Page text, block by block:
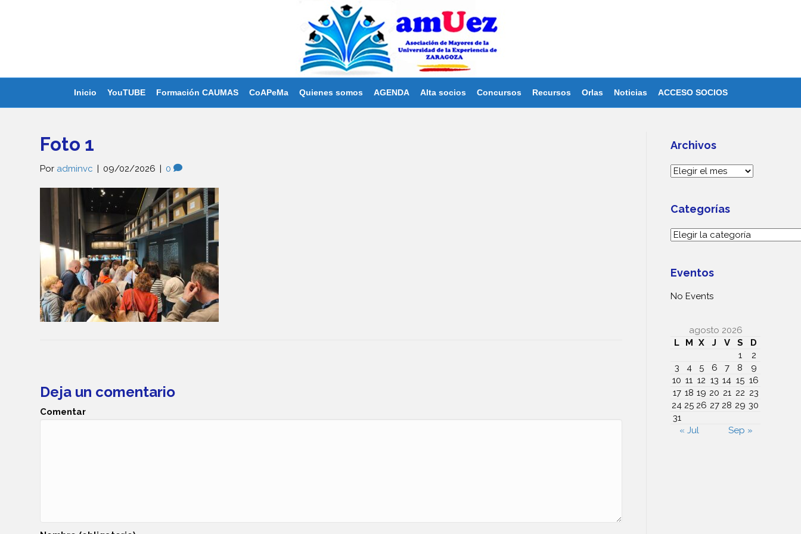
Inicio YouTUBE Formación CAUMAS CoAPeMa Quienes somos AGENDA Alta socios Concursos Recursos Orlas Noticias ACCESO SOCIOS
Foto 1
Por adminvc | 09/02/2026 | 0
Deja un comentario
Comentar
Archivos
Archivos
Categorías
Categorías
Eventos
No Events
agosto 2026
L
M X J V S
D
1
2
3
4 5 6 7 8
9
10 11 12 13 14 15 16
17 18 19 20 21 22 23
24 25 26 27 28 29 30
31
« Jul
Sep »